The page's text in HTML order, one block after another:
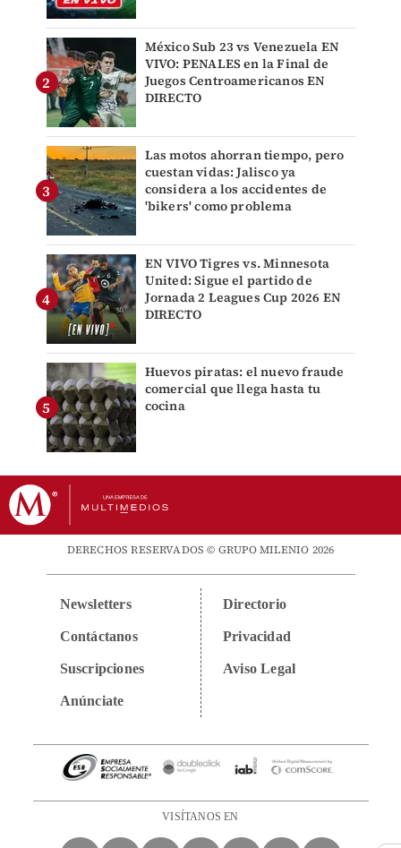
México Sub 23 vs Venezuela EN
VIVO: PENALES en la Final de
Juegos Centroamericanos EN
DIRECTO
Las motos ahorran tiempo, pero
cuestan vidas: Jalisco ya
considera a los accidentes de
'bikers' como problema
EN VIVO Tigres vs. Minnesota
United: Sigue el partido de
Jornada 2 Leagues Cup 2026 EN
DIRECTO
Huevos piratas: el nuevo fraude
comercial que llega hasta tu
cocina
DERECHOS RESERVADOS © GRUPO MILENIO 2026
Newsletters
Contáctanos
Suscripciones
Anúnciate
Directorio
Privacidad
Aviso Legal
VISÍTANOS EN